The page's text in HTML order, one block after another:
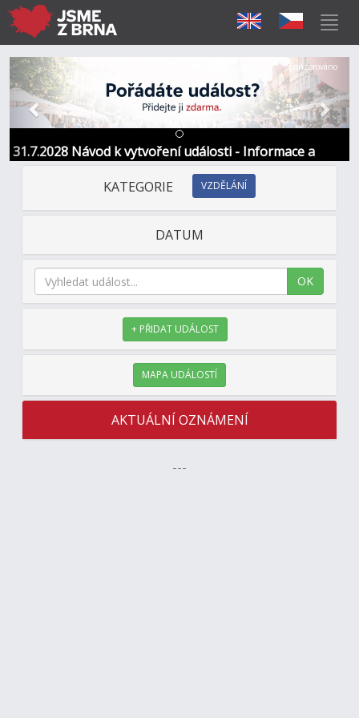
31.7.2028 Návod k vytvoření události - Informace a
kontakt
Předchozí Další
Sponzorováno
KATEGORIE VZDĚLÁNÍ
DATUM
OK
+ PŘIDAT UDÁLOST
MAPA UDÁLOSTÍ
AKTUÁLNÍ OZNÁMENÍ
---